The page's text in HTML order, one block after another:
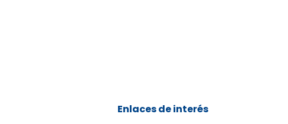
Enlaces de interés